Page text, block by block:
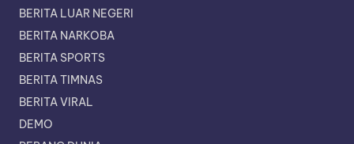
BERITA LUAR NEGERI
BERITA NARKOBA
BERITA SPORTS
BERITA TIMNAS
BERITA VIRAL
DEMO